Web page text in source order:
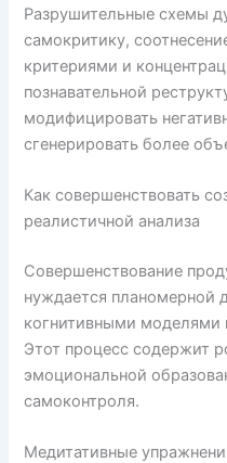
Разрушительные схемы
самокритику,
критериями и
познавательной
модифицировать
сгенерировать более
Как совершенствовать
реалистичной анализа
Совершенствование
нуждается планомерной
когнитивными моделями
Этот процесс содержит
эмоциональной
самоконтроля.
Медитативные